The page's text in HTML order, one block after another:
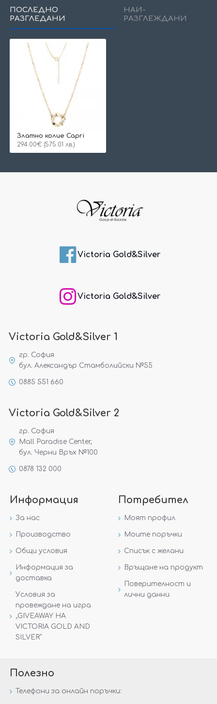
ПОСЛЕДНО
РАЗГЛЕДАНИ
НАЙ-
РАЗГЛЕЖДАНИ
Златно колие Capri
294.00€ (575.01 лв.)
Victoria Gold&Silver
Victoria Gold&Silver
Victoria Gold&Silver 1
гр. София
бул. Александър Стамболийски №55
0885 551 660
Victoria Gold&Silver 2
гр. София
Mall Paradise Center,
бул. Черни Връх №100
0878 132 000
Информация
За нас
Производство
Общи условия
Информация за
доставка
Условия за
провеждане на игра
„GIVEAWAY НА
VICTORIA GOLD AND
SILVER“
Потребител
Моят профил
Моите поръчки
Списък с желани
Връщане на продукт
Поверителност и
лични данни
Полезно
Телефони за онлайн поръчки: